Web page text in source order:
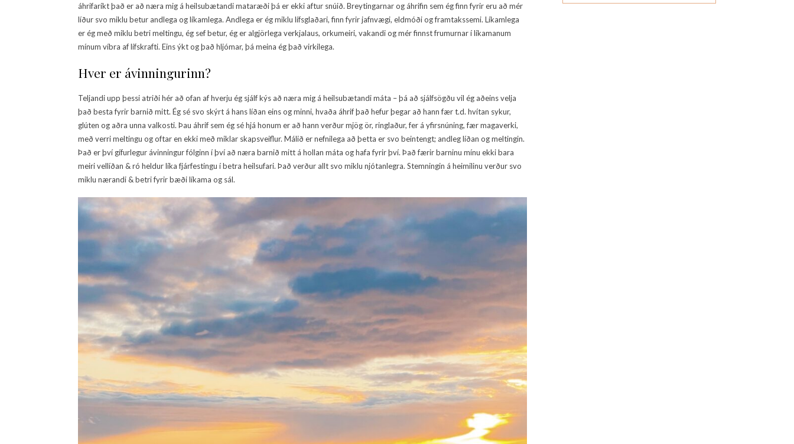
áhrifaríkt það er að næra mig á heilsubætandi mataræði þá er ekki aftur snúið. Breytingarnar og áhrifin sem ég finn fyrir eru að mér
líður svo miklu betur andlega og líkamlega. Andlega er ég miklu lífsglaðari, finn fyrir jafnvægi, eldmóði og framtakssemi. Líkamlega
er ég með miklu betri meltingu, ég sef betur, ég er algjörlega verkjalaus, orkumeiri, vakandi og mér finnst frumurnar í líkamanum
mínum víbra af lífskrafti. Eins ýkt og það hljómar, þá meina ég það virkilega.
Hver er ávinningurinn?
Teljandi upp þessi atriði hér að ofan af hverju ég sjálf kýs að næra mig á heilsubætandi máta – þá að sjálfsögðu vil ég aðeins velja
það besta fyrir barnið mitt. Ég sé svo skýrt á hans líðan eins og minni, hvaða áhrif það hefur þegar að hann fær t.d. hvítan sykur,
glúten og aðra unna valkosti. Þau áhrif sem ég sé hjá honum er að hann verður mjög ör, ringlaður, fer á yfirsnúning, fær magaverki,
með verri meltingu og oftar en ekki með miklar skapsveiflur. Málið er nefnilega að þetta er svo beintengt; andleg líðan og meltingin.
Það er því gífurlegur ávinningur fólginn í því að næra barnið mitt á hollan máta og hafa fyrir því. Það færir barninu mínu ekki bara
meiri vellíðan & ró heldur líka fjárfestingu í betra heilsufari. Það verður allt svo miklu njótanlegra. Stemningin á heimilinu verður svo
miklu nærandi & betri fyrir bæði líkama og sál.